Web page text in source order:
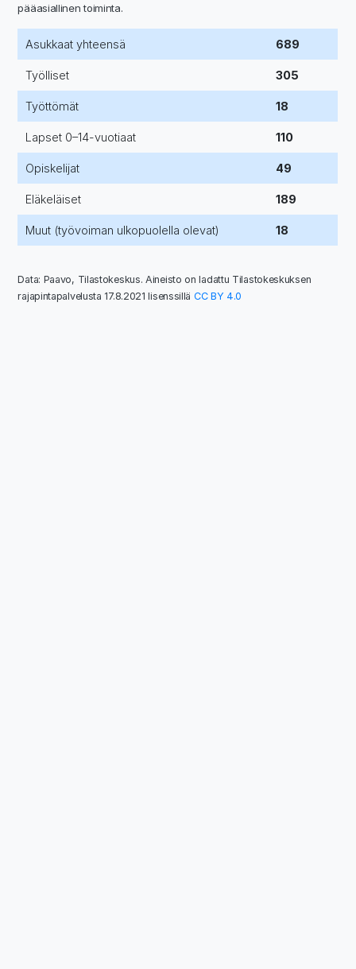
pääasiallinen toiminta.
Asukkaat yhteensä 689
Työlliset 305
Työttömät 18
Lapset 0–14-vuotiaat 110
Opiskelijat 49
Eläkeläiset 189
Muut (työvoiman ulkopuolella olevat) 18
Data: Paavo, Tilastokeskus. Aineisto on ladattu Tilastokeskuksen
rajapintapalvelusta 17.8.2021 lisenssillä CC BY 4.0